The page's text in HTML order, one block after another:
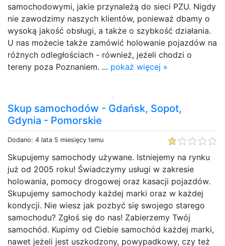
samochodowymi, jakie przynależą do sieci PZU. Nigdy
nie zawodzimy naszych klientów, ponieważ dbamy o
wysoką jakość obsługi, a także o szybkość działania.
U nas możecie także zamówić holowanie pojazdów na
różnych odległościach - również, jeżeli chodzi o
tereny poza Poznaniem. ... pokaż więcej »
Skup samochodów - Gdańsk, Sopot,
Gdynia - Pomorskie
Dodano: 4 lata 5 miesięcy temu
Skupujemy samochody używane. Istniejemy na rynku
już od 2005 roku! Świadczymy usługi w zakresie
holowania, pomocy drogowej oraz kasacji pojazdów.
Skupujemy samochody każdej marki oraz w każdej
kondycji. Nie wiesz jak pozbyć się swojego starego
samochodu? Zgłoś się do nas! Zabierzemy Twój
samochód. Kupimy od Ciebie samochód każdej marki,
nawet jeżeli jest uszkodzony, powypadkowy, czy też